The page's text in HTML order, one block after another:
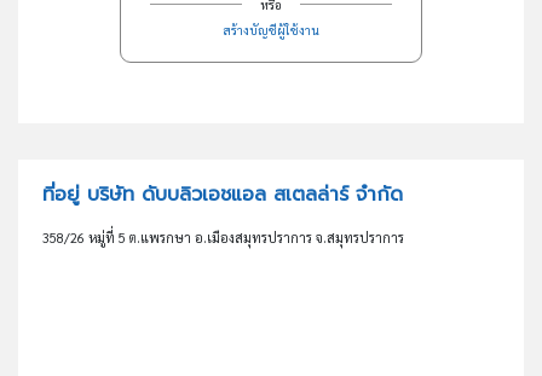
หรือ
สร้างบัญชีผู้ใช้งาน
ที่อยู่ บริษัท ดับบลิวเอชแอล สเตลล่าร์ จำกัด
358/26 หมู่ที่ 5 ต.แพรกษา อ.เมืองสมุทรปราการ จ.สมุทรปราการ